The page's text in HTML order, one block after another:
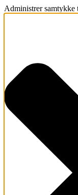
Administrer samtykke